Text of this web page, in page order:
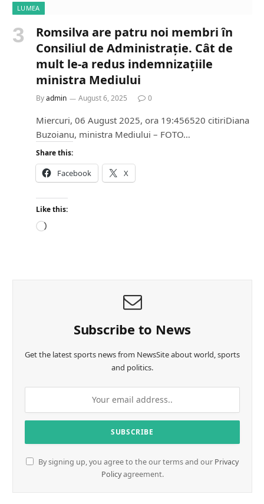
LUMEA
Romsilva are patru noi membri în
Consiliul de Administrație. Cât de
mult le-a redus indemnizațiile
ministra Mediului
Byadmin August 6, 2025 0
Miercuri, 06 August 2025, ora 19:456520 citiriDiana
Buzoianu, ministra Mediului – FOTO…
Share this:
Facebook X
Like this:
L
Subscribe to News
Get the latest sports news from NewsSite about world, sports
and politics.
By signing up, you agree to the our terms and our Privacy
Policyagreement.